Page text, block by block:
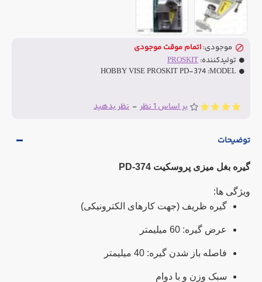
بر اساس 1 نظر - نظر بدهید
موجودی: اتمام موقت موجودی
تولیدکننده: PROSKIT
MODEL:
HOBBY VISE PROSKIT PD-374
توضیحات
گیره بغل میزی پروسکیت PD-374
ویژگی ها:
گیره ظریف (جهت کارهای الکترونیکی)
عرض گیره: 60 میلیمتر
فاصله باز شدن گیره: 40 میلیمتر
سبک وزن و با دوام